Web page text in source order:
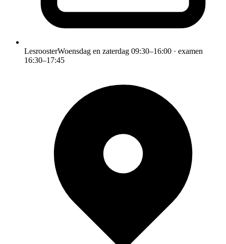
LesroosterWoensdag en zaterdag 09:30–16:00 · examen
16:30–17:45